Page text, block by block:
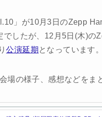
」が10月3日のZepp
したが、12月5日(木)
公演延期 となっています。
場の様子、感想などをま